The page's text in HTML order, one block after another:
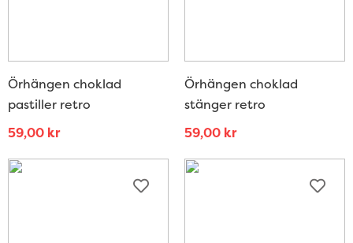
Örhängen choklad
pastiller retro
59,00 kr
Örhängen choklad
stänger retro
59,00 kr